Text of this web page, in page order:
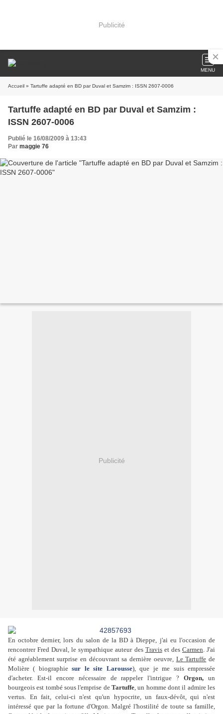
Publicité
MENU
Accueil » Tartuffe adapté en BD par Duval et Samzim : ISSN 2607-0006
Tartuffe adapté en BD par Duval et Samzim :
ISSN 2607-0006
Publié le 16/08/2009 à 13:43
Par maggie 76
Publicité
En octobre dernier, lors du salon de la BD à Dieppe, j'ai eu l'occasion de
rencontrer Fred Duval, le sympathique auteur des Traviset des Carmen. J'ai
été agréablement surprise en découvrant sa dernière oeuvre, Le Tartuffe de
Molière ( biographiesur le site Larousse), que je me suis empressée
d'acheter. Est-il encore nécessaire de rappeler l'intrigue ?Orgon, un
bourgeois est tombé sous l'emprise de Tartuffe, un homme dont il admire les
vertus. En fait, celui-ci n'est qu'un hypocrite, un faux-dévôt, qui n'est
intéressé que par la fortune d'Orgon. Malgré l'hostilité de toute sa famille,